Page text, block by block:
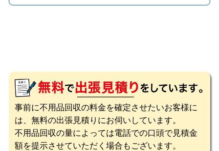
事前に不用品回収の料金を確定させたいお客様に
は、無料の出張見積りにお伺いしています。
不用品回収の量によっては電話での口頭で見積金
額を提示させていただく場合もございます。